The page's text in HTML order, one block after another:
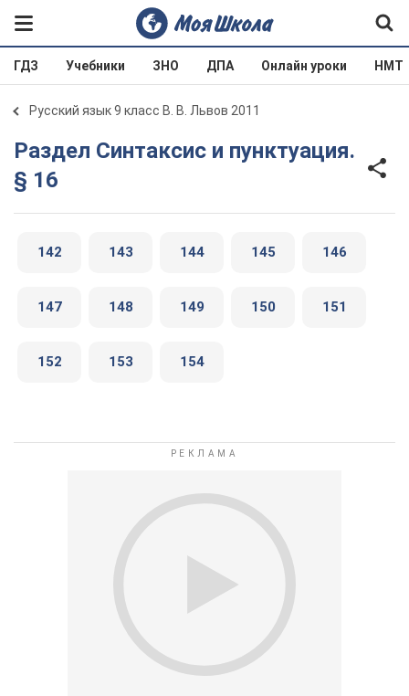
ГДЗ Учебники ЗНО ДПА Онлайн уроки НМТ
Русский язык 9 класс В. В. Львов 2011
Раздел Синтаксис и пунктуация.
§ 16
142 143 144 145 146
147 148 149 150 151
152 153 154